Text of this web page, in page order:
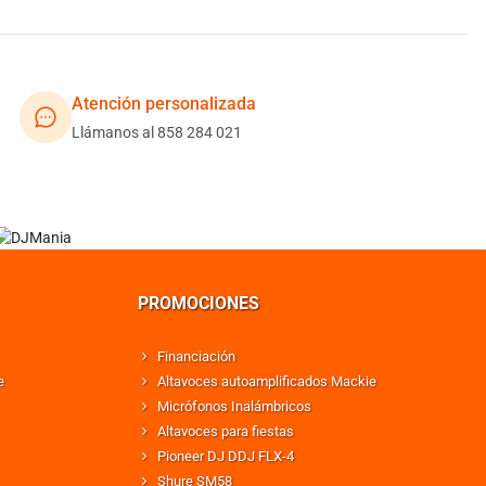
Atención personalizada
Llámanos al 858 284 021
PROMOCIONES
Financiación
Altavoces autoamplificados Mackie
Micrófonos Inalámbricos
Altavoces para fiestas
Pioneer DJ DDJ FLX-4
Shure SM58